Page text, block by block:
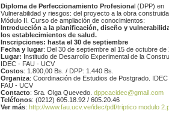
Diploma de Perfeccionamiento Profesional (DPP) en
Vulnerabilidad y riesgos: del proyecto a la obra
Módulo II. Curso de ampliación de conocimientos:
Introducción a la planificación, diseño y
los establecimientos de salud.
Inscripciones: hasta el 30 de septiembre
Fecha y lugar: Del 30 de septiembre al 15 de octubre de
Lugar: Institudo de Desarrollo Experimental de la
IDEC - FAU - UCV
Costos: 1.800,00 Bs. / DPP: 1.440 Bs.
Organiza: Coordinación de Estudios de Postgrado. IDEC
FAU - UCV
Contacto: Sra. Olga Quevedo. dppcacidec@gmail.com
Teléfonos: (0212) 605.18.92 / 605.20.46
Ver más: http://www.fau.ucv.ve/idec/pdf/triptico modulo